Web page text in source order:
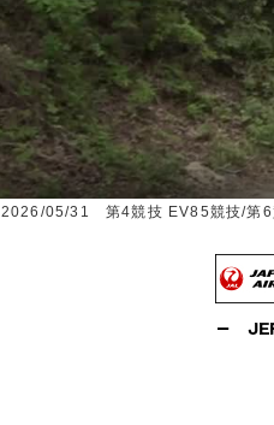
2026/05/31 第4競技 EV85競技/第6